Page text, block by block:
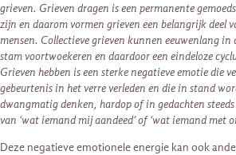
grieven. Grieven dragen is een permanente
zijn en daarom vormen grieven een belangrijk deel
mensen. Collectieve grieven kunnen eeuwenlang in
stam voortwoekeren en daardoor een eindeloze
Grieven hebben is een sterke negatieve emotie die
gebeurtenis in het verre verleden en die in stand
dwangmatig denken, hardop of in gedachten
van ‘wat iemand mij aandeed’ of ‘wat iemand met
Deze negatieve emotionele energie kan ook